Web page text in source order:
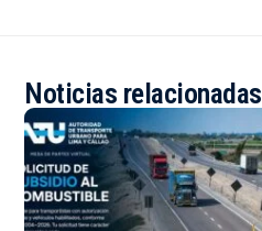
Noticias relacionadas